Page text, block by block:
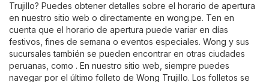
Trujillo? Puedes obtener detalles sobre el horario de apertura
en nuestro sitio web o directamente en wong.pe. Ten en
cuenta que el horario de apertura puede variar en días
festivos, fines de semana o eventos especiales. Wong y sus
sucursales también se pueden encontrar en otras ciudades
peruanas, como . En nuestro sitio web, siempre puedes
navegar por el último folleto de Wong Trujillo. Los folletos se